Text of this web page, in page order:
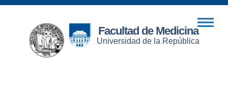
Facultad de Medicina
Universidad de la República